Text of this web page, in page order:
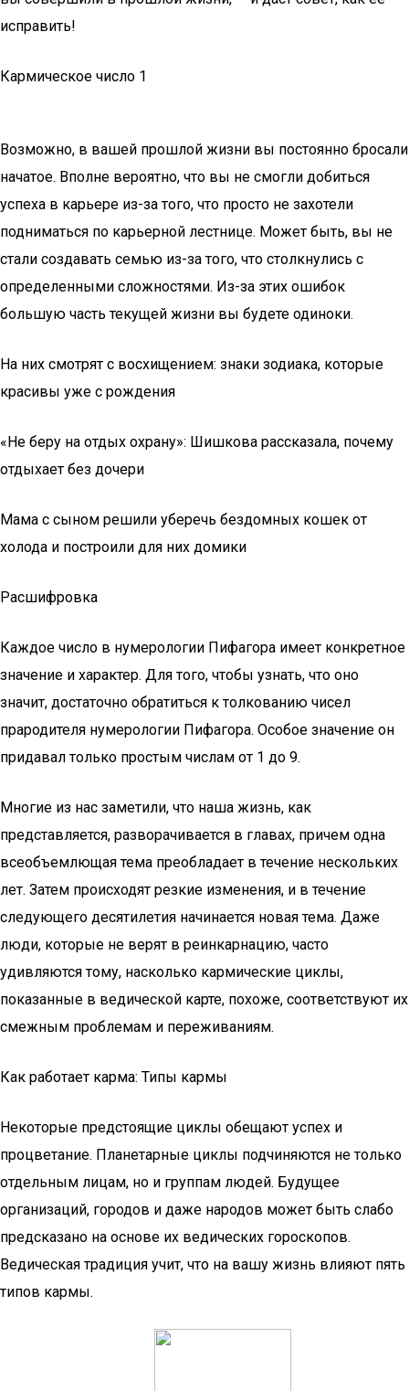
исправить!
Кармическое число 1
Возможно, в вашей прошлой жизни вы постоянно бросали
начатое. Вполне вероятно, что вы не смогли добиться
успеха в карьере из-за того, что просто не захотели
подниматься по карьерной лестнице. Может быть, вы не
стали создавать семью из-за того, что столкнулись с
определенными сложностями. Из-за этих ошибок
большую часть текущей жизни вы будете одиноки.
На них смотрят с восхищением: знаки зодиака, которые
красивы уже с рождения
«Не беру на отдых охрану»: Шишкова рассказала, почему
отдыхает без дочери
Мама с сыном решили уберечь бездомных кошек от
холода и построили для них домики
Расшифровка
Каждое число в нумерологии Пифагора имеет конкретное
значение и характер. Для того, чтобы узнать, что оно
значит, достаточно обратиться к толкованию чисел
прародителя нумерологии Пифагора. Особое значение он
придавал только простым числам от 1 до 9.
Многие из нас заметили, что наша жизнь, как
представляется, разворачивается в главах, причем одна
всеобъемлющая тема преобладает в течение нескольких
лет. Затем происходят резкие изменения, и в течение
следующего десятилетия начинается новая тема. Даже
люди, которые не верят в реинкарнацию, часто
удивляются тому, насколько кармические циклы,
показанные в ведической карте, похоже, соответствуют их
смежным проблемам и переживаниям.
Как работает карма: Типы кармы
Некоторые предстоящие циклы обещают успех и
процветание. Планетарные циклы подчиняются не только
отдельным лицам, но и группам людей. Будущее
организаций, городов и даже народов может быть слабо
предсказано на основе их ведических гороскопов.
Ведическая традиция учит, что на вашу жизнь влияют пять
типов кармы.